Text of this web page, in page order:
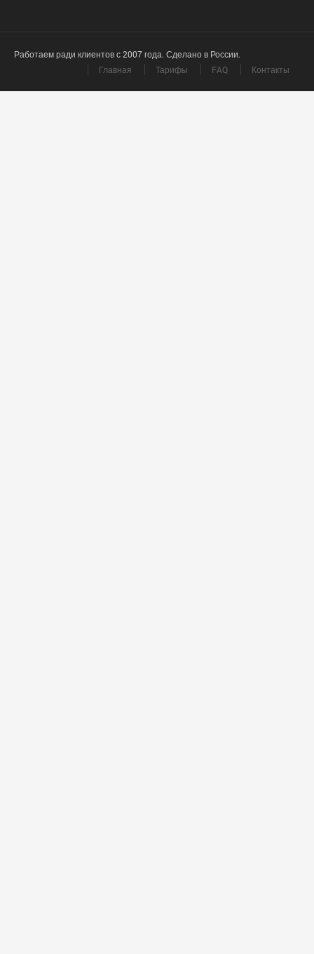
Работаем ради клиентов с 2007 года. Сделано в России.
Главная
Тарифы FAQ Контакты